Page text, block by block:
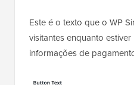
Este é o texto que o WP
visitantes enquanto
informações de